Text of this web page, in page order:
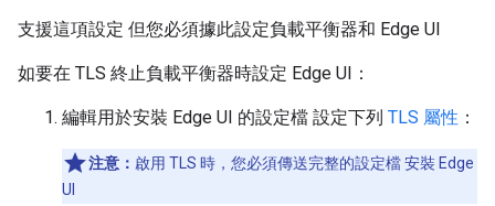
支援這項設定 但您必須據此設定負載平衡器和 Edge UI
如要在 TLS 終止負載平衡器時設定 Edge UI：
編輯用於安裝 Edge UI 的設定檔 設定下列 TLS 屬性 ：
注意： 啟用 TLS 時，您必須傳送完整的設定檔 安裝 Edge
UI